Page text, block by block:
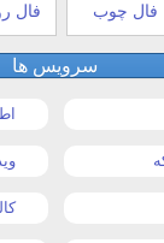
فال چوب فال
سرویس ها